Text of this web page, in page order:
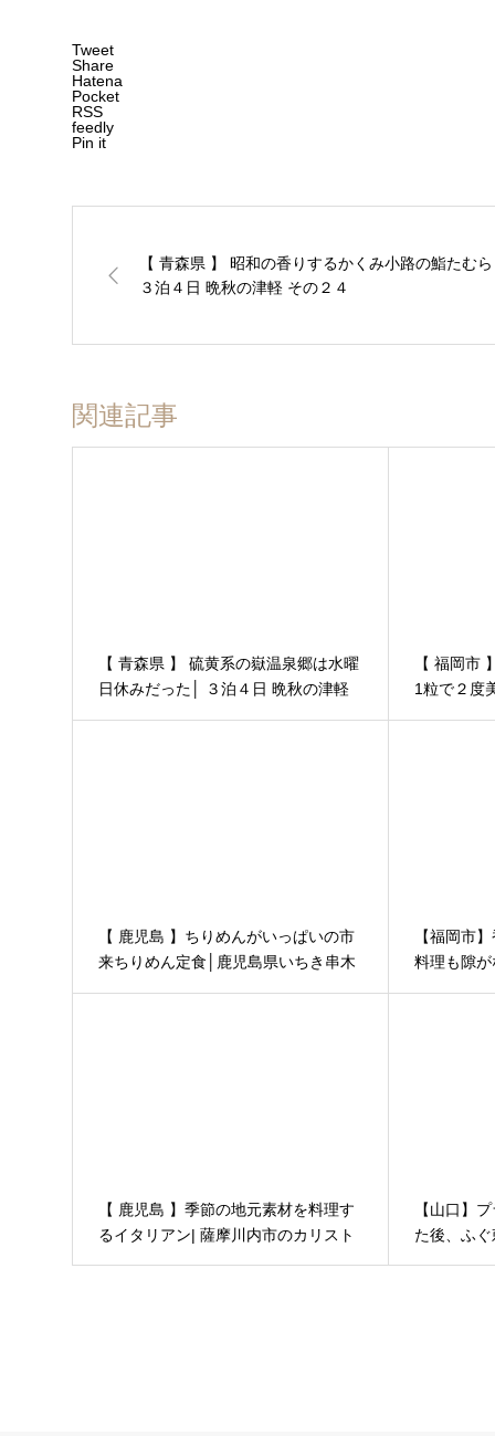
Tweet
Share
Hatena
Pocket
RSS
feedly
Pin it
【 青森県 】 昭和の香りするかくみ小路の鮨たむ
３泊４日 晩秋の津軽 その２４
関連記事
【 青森県 】 硫黄系の嶽温泉郷は水曜
日休みだった│ ３泊４日 晩秋の津軽
【 福岡市
1粒で２度
【 鹿児島 】ちりめんがいっぱいの市
来ちりめん定食│鹿児島県いちき串木
【福岡市
料理も隙
【 鹿児島 】季節の地元素材を料理す
るイタリアン| 薩摩川内市のカリスト
【山口】
た後、ふ